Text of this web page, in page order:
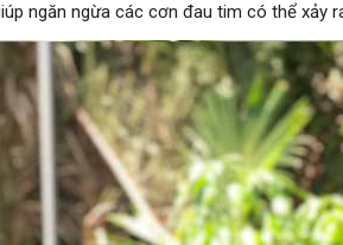
ngăn ngừa các cơn đau tim có thể xảy